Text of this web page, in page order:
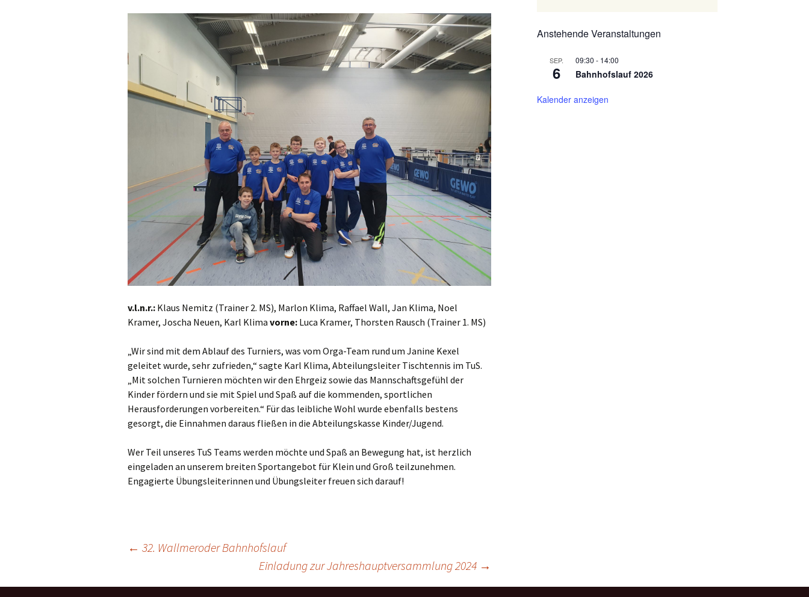
v.l.n.r.: Klaus Nemitz (Trainer 2. MS), Marlon Klima, Raffael Wall, Jan Klima, Noel
Kramer, Joscha Neuen, Karl Klima vorne: Luca Kramer, Thorsten Rausch (Trainer 1. MS)
„Wir sind mit dem Ablauf des Turniers, was vom Orga-Team rund um Janine Kexel
geleitet wurde, sehr zufrieden,“ sagte Karl Klima, Abteilungsleiter Tischtennis im TuS.
„Mit solchen Turnieren möchten wir den Ehrgeiz sowie das Mannschaftsgefühl der
Kinder fördern und sie mit Spiel und Spaß auf die kommenden, sportlichen
Herausforderungen vorbereiten.“ Für das leibliche Wohl wurde ebenfalls bestens
gesorgt, die Einnahmen daraus fließen in die Abteilungskasse Kinder/Jugend.
Wer Teil unseres TuS Teams werden möchte und Spaß an Bewegung hat, ist herzlich
eingeladen an unserem breiten Sportangebot für Klein und Groß teilzunehmen.
Engagierte Übungsleiterinnen und Übungsleiter freuen sich darauf!
← 32. Wallmeroder Bahnhofslauf
Einladung zur Jahreshauptversammlung 2024 →
Anstehende Veranstaltungen
SEP.
6
09:30 - 14:00
Bahnhofslauf 2026
Kalender anzeigen